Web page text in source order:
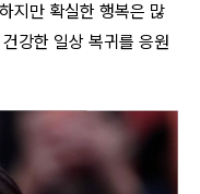
지만 확실한 행복은 많
강한 일상 복귀를 응원